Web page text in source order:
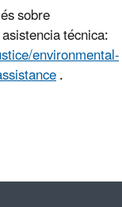
sobre
técnica:
environmental-
.